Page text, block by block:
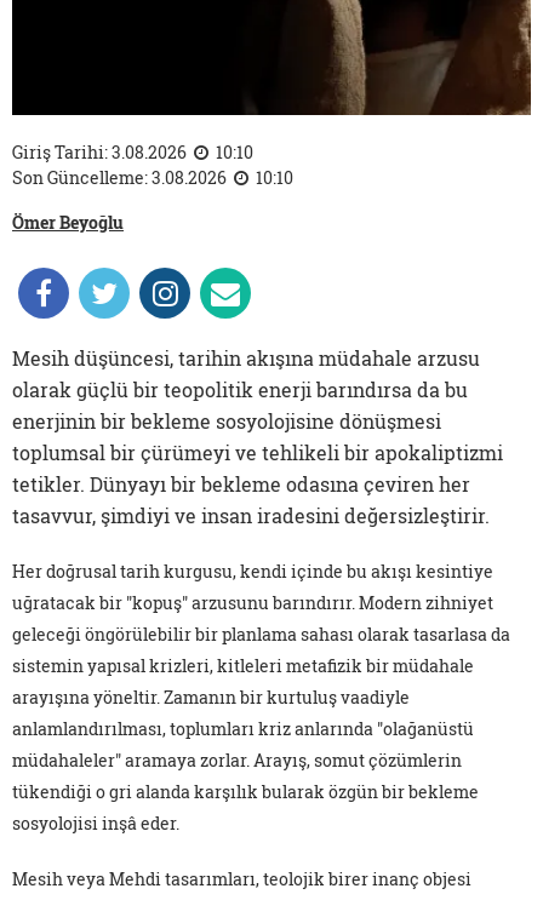
Giriş Tarihi: 3.08.2026
10:10
Son Güncelleme: 3.08.2026
10:10
Ömer Beyoğlu
Mesih düşüncesi, tarihin akışına müdahale arzusu
olarak güçlü bir teopolitik enerji barındırsa da bu
enerjinin bir bekleme sosyolojisine dönüşmesi
toplumsal bir çürümeyi ve tehlikeli bir apokaliptizmi
tetikler. Dünyayı bir bekleme odasına çeviren her
tasavvur, şimdiyi ve insan iradesini değersizleştirir.
Her doğrusal tarih kurgusu, kendi içinde bu akışı kesintiye
uğratacak bir "kopuş" arzusunu barındırır. Modern zihniyet
geleceği öngörülebilir bir planlama sahası olarak tasarlasa da
sistemin yapısal krizleri, kitleleri metafizik bir müdahale
arayışına yöneltir. Zamanın bir kurtuluş vaadiyle
anlamlandırılması, toplumları kriz anlarında "olağanüstü
müdahaleler" aramaya zorlar. Arayış, somut çözümlerin
tükendiği o gri alanda karşılık bularak özgün bir bekleme
sosyolojisi inşâ eder.
Mesih veya Mehdi tasarımları, teolojik birer inanç objesi